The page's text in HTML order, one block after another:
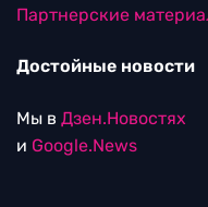
Партнерские
Достойные новости
Мы в Дзен.Новостях
и Google.News